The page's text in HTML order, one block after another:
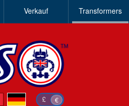
Verkauf Transformers
£ €
de